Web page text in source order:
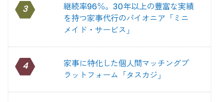
3
継続率96％。30年以上の豊富な実績
を持つ家事代行のパイオニア「ミニ
メイド・サービス」
4
家事に特化した個人間マッチングプ
ラットフォーム「タスカジ」